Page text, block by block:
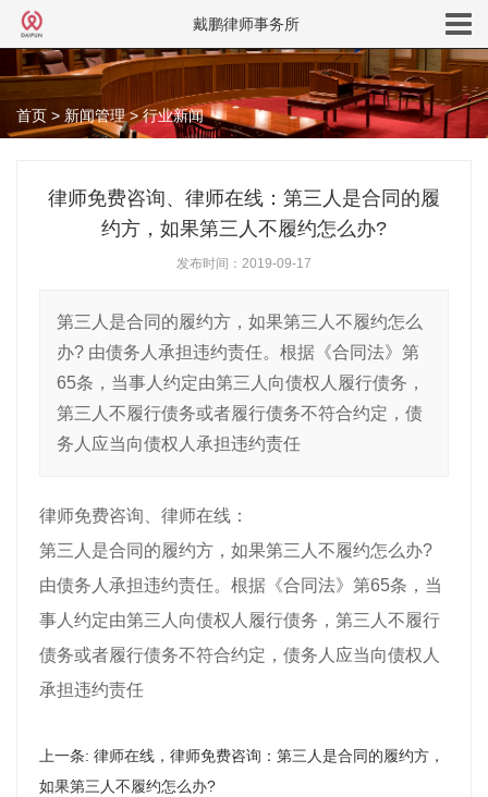
首页 > 新闻管理>行业新闻
律师免费咨询、律师在线：第三人是合同的履
约方，如果第三人不履约怎么办?
发布时间：2019-09-17
第三人是合同的履约方，如果第三人不履约怎么
办? 由债务人承担违约责任。根据《合同法》第
65条，当事人约定由第三人向债权人履行债务，
第三人不履行债务或者履行债务不符合约定，债
务人应当向债权人承担违约责任
律师免费咨询、律师在线：
第三人是合同的履约方，如果第三人不履约怎么办?
由债务人承担违约责任。根据《合同法》第65条，当
事人约定由第三人向债权人履行债务，第三人不履行
债务或者履行债务不符合约定，债务人应当向债权人
承担违约责任
上一条: 律师在线，律师免费咨询：第三人是合同的履约方，
如果第三人不履约怎么办?
戴鹏律师事务所